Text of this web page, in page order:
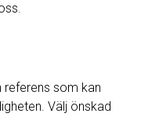
referens som kan
Välj önskad